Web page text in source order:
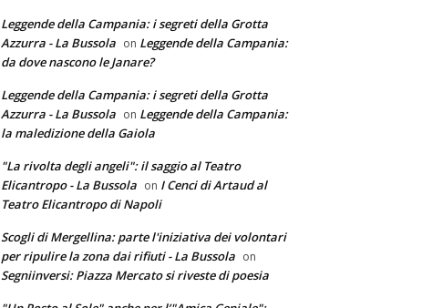
Leggende della Campania: i segreti della Grotta
Azzurra - La Bussola on Leggende della Campania:
da dove nascono le Janare?
Leggende della Campania: i segreti della Grotta
Azzurra - La Bussola on Leggende della Campania:
la maledizione della Gaiola
"La rivolta degli angeli": il saggio al Teatro
Elicantropo - La Bussola on I Cenci di Artaud al
Teatro Elicantropo di Napoli
Scogli di Mergellina: parte l'iniziativa dei volontari
per ripulire la zona dai rifiuti - La Bussola on
Segniinversi: Piazza Mercato si riveste di poesia